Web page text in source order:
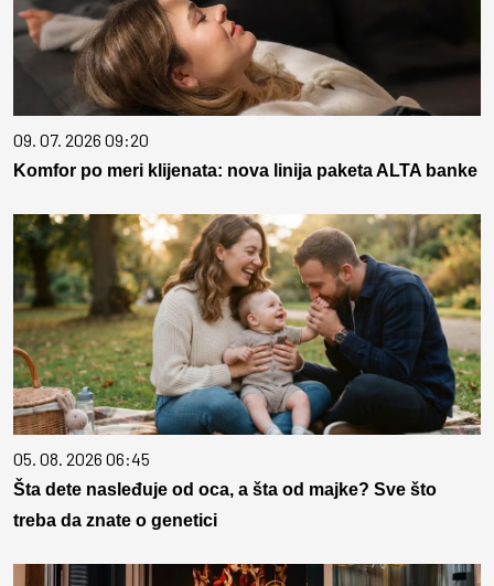
09. 07. 2026 09:20
Komfor po meri klijenata: nova linija paketa ALTA banke
05. 08. 2026 06:45
Šta dete nasleđuje od oca, a šta od majke? Sve što
treba da znate o genetici